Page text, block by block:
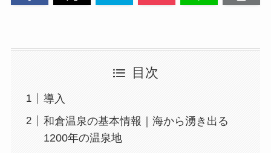
目次
導入
和倉温泉の基本情報｜海から湧き出る
1200年の温泉地